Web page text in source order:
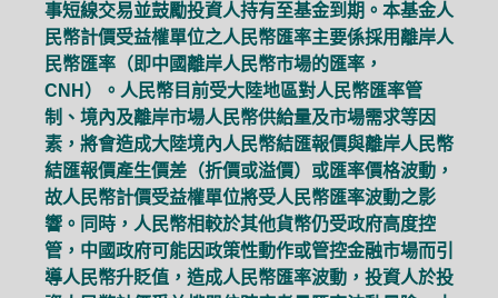
事短線交易並鼓勵投資人持有至基金到期。本基金人
民幣計價受益權單位之人民幣匯率主要係採用離岸人
民幣匯率（即中國離岸人民幣市場的匯率，
CNH）。人民幣目前受大陸地區對人民幣匯率管
制、境內及離岸市場人民幣供給量及市場需求等因
素，將會造成大陸境內人民幣結匯報價與離岸人民幣
結匯報價產生價差（折價或溢價）或匯率價格波動，
故人民幣計價受益權單位將受人民幣匯率波動之影
響。同時，人民幣相較於其他貨幣仍受政府高度控
管，中國政府可能因政策性動作或管控金融市場而引
導人民幣升貶值，造成人民幣匯率波動，投資人於投